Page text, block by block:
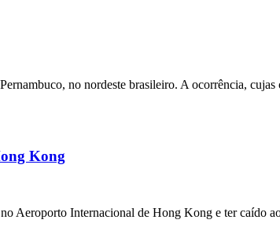
no nordeste brasileiro. A ocorrência,
Kong
Aeroporto Internacional de Hong Kong e ter caído